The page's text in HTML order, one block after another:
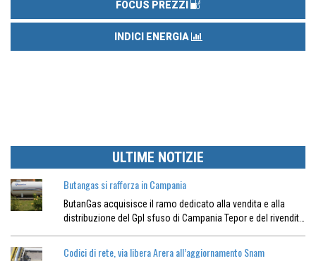
FOCUS PREZZI
INDICI ENERGIA
ULTIME NOTIZIE
Butangas si rafforza in Campania
ButanGas acquisisce il ramo dedicato alla vendita e alla
distribuzione del Gpl sfuso di Campania Tepor e del rivendit…
Codici di rete, via libera Arera all’aggiornamento Snam